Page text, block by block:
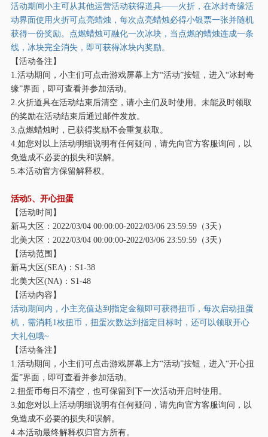
活动期间小主可从其他运营活动获得道具——火折，在冰封奇缘活
动界面使用火折可点亮蜡烛，每次点亮蜡烛必得小银票一张并随机
获得一份奖励。点燃蜡烛可融化一次冰块，当点燃的蜡烛连成一条
线，冰块完全消失，即可获得冰块内奖励。
【活动备注】
1.活动期间，小主们可点击游戏屏幕上方“活动”按钮，进入“冰封奇
缘”界面，即可查看并参加活动。
2.火折道具在活动结束后清空，请小主们及时使用。未能及时领取
的奖励在活动结束后通过邮件发放。
3.点燃蜡烛时，已获得奖励不会重复获取。
4.如您对以上活动明细说明有任何疑问，请先向官方客服询问，以
免造成不必要的损失和误解。
5.本活动官方保留解释权。
活动5、开心扭蛋
【活动时间】
新马大区： 2022/03/04 00:00:00-2022/03/06 23:59:59（3天）
北美大区： 2022/03/04 00:00:00-2022/03/06 23:59:59（3天）
【活动范围】
新马大区(SEA)：S1-38
北美大区(NA)：S1-48
【活动内容】
活动期间内，小主充值达到指定金额即可获得扭币，每次启动扭蛋
机，需消耗1枚扭币，扭蛋次数达到指定目标时，还可以领取开心
大礼包哦~
【活动备注】
1.活动期间，小主们可点击游戏屏幕上方“活动”按钮，进入“开心扭
蛋”界面，即可查看并参加活动。
2.扭蛋币每日不清空，也可保留到下一次活动开启时使用。
3.如您对以上活动明细说明有任何疑问，请先向官方客服询问，以
免造成不必要的损失和误解。
4.本活动最终解释权归官方所有。